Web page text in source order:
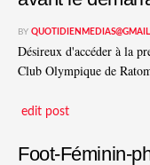
BY
Désireux d'accéder à la
Club Olympique de
edit post
Foot-Féminin-